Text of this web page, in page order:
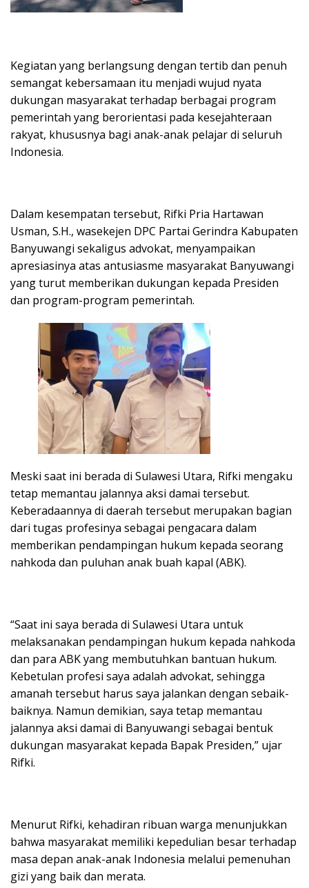
Kegiatan yang berlangsung dengan tertib dan penuh
semangat kebersamaan itu menjadi wujud nyata
dukungan masyarakat terhadap berbagai program
pemerintah yang berorientasi pada kesejahteraan
rakyat, khususnya bagi anak-anak pelajar di seluruh
Indonesia.
Dalam kesempatan tersebut, Rifki Pria Hartawan
Usman, S.H., wasekejen DPC Partai Gerindra Kabupaten
Banyuwangi sekaligus advokat, menyampaikan
apresiasinya atas antusiasme masyarakat Banyuwangi
yang turut memberikan dukungan kepada Presiden
dan program-program pemerintah.
Meski saat ini berada di Sulawesi Utara, Rifki mengaku
tetap memantau jalannya aksi damai tersebut.
Keberadaannya di daerah tersebut merupakan bagian
dari tugas profesinya sebagai pengacara dalam
memberikan pendampingan hukum kepada seorang
nahkoda dan puluhan anak buah kapal (ABK).
“Saat ini saya berada di Sulawesi Utara untuk
melaksanakan pendampingan hukum kepada nahkoda
dan para ABK yang membutuhkan bantuan hukum.
Kebetulan profesi saya adalah advokat, sehingga
amanah tersebut harus saya jalankan dengan sebaik-
baiknya. Namun demikian, saya tetap memantau
jalannya aksi damai di Banyuwangi sebagai bentuk
dukungan masyarakat kepada Bapak Presiden,” ujar
Rifki.
Menurut Rifki, kehadiran ribuan warga menunjukkan
bahwa masyarakat memiliki kepedulian besar terhadap
masa depan anak-anak Indonesia melalui pemenuhan
gizi yang baik dan merata.